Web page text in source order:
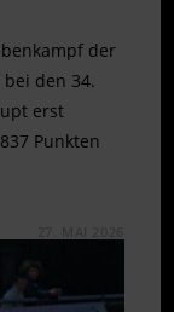
der
den 34.
erst
Punkten